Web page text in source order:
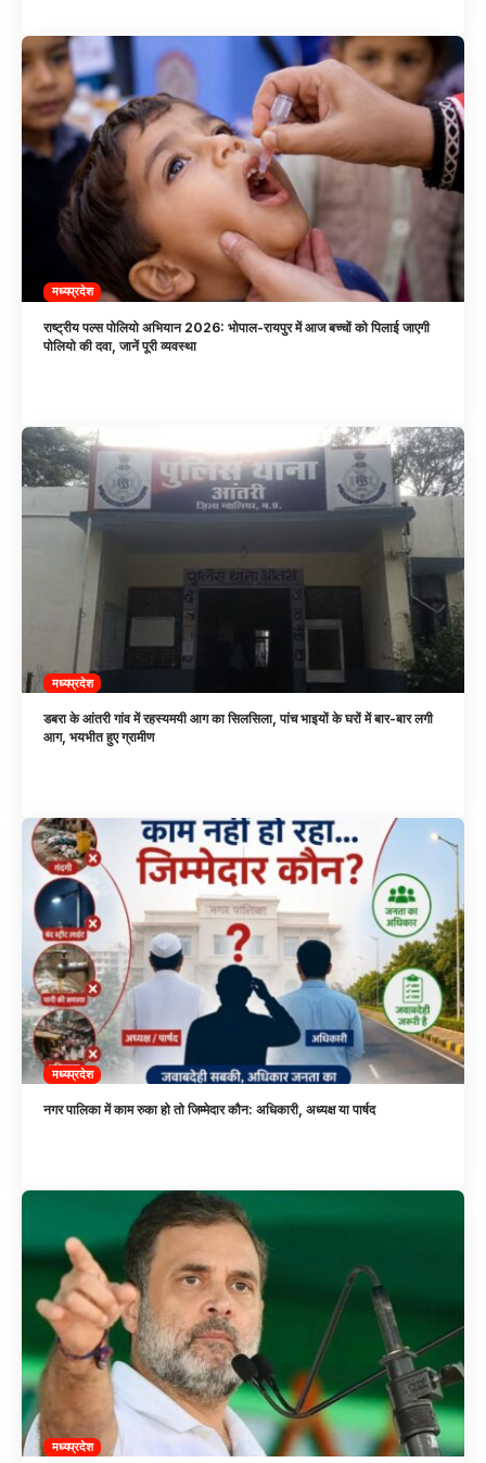
मध्यप्रदेश
राष्ट्रीय पल्स पोलियो अभियान 2026: भोपाल-रायपुर में आज बच्चों को पिलाई जाएगी
पोलियो की दवा, जानें पूरी व्यवस्था
मध्यप्रदेश
डबरा के आंतरी गांव में रहस्यमयी आग का सिलसिला, पांच भाइयों के घरों में बार-बार लगी
आग, भयभीत हुए ग्रामीण
मध्यप्रदेश
नगर पालिका में काम रुका हो तो जिम्मेदार कौन: अधिकारी, अध्यक्ष या पार्षद
मध्यप्रदेश